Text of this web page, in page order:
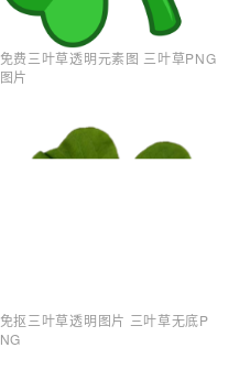
免费三叶草透明元素图 三叶草PNG
图片
免抠三叶草透明图片 三叶草无底P
NG